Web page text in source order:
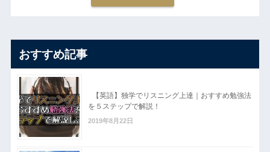
おすすめ記事
【英語】独学でリスニング上達｜おすすめ勉強法
を５ステップで解説！
2019年8月22日